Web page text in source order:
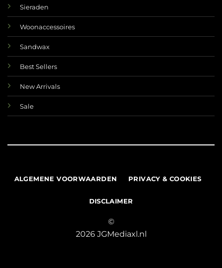
Sieraden
Woonaccessoires
Sandwax
Best Sellers
New Arrivals
Sale
ALGEMENE VOORWAARDEN PRIVACY & COOKIES
DISCLAIMER
©
2026 JGMediaxl.nl